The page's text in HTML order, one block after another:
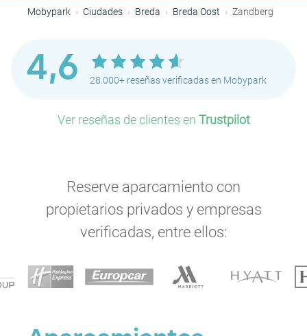
Mobypark Ciudades Breda Breda Oost Zandberg
4,6 28.000+ reseñas verificadas en Mobypark
Ver reseñas de clientes en Trustpilot
Reserve aparcamiento con
propietarios privados y empresas
verificadas, entre ellos: